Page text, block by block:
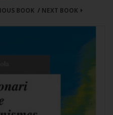
NEXT BOOK
BOOK /